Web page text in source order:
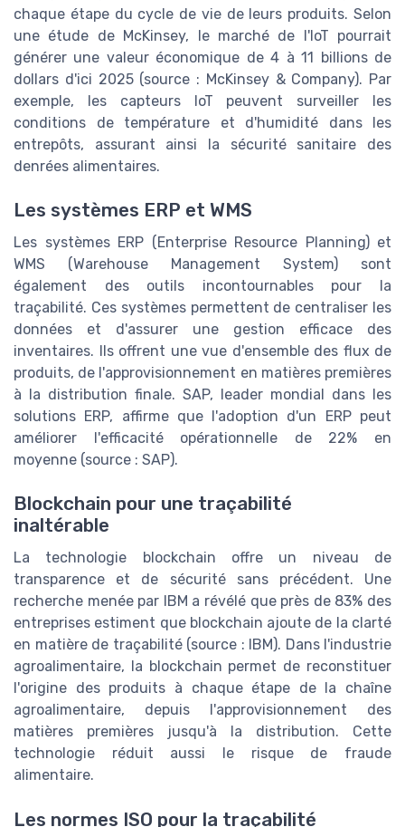
chaque étape du cycle de vie de leurs produits. Selon
une étude de McKinsey, le marché de l'IoT pourrait
générer une valeur économique de 4 à 11 billions de
dollars d'ici 2025 (source : McKinsey & Company). Par
exemple, les capteurs IoT peuvent surveiller les
conditions de température et d'humidité dans les
entrepôts, assurant ainsi la sécurité sanitaire des
denrées alimentaires.
Les systèmes ERP et WMS
Les systèmes ERP (Enterprise Resource Planning) et
WMS (Warehouse Management System) sont
également des outils incontournables pour la
traçabilité. Ces systèmes permettent de centraliser les
données et d'assurer une gestion efficace des
inventaires. Ils offrent une vue d'ensemble des flux de
produits, de l'approvisionnement en matières premières
à la distribution finale. SAP, leader mondial dans les
solutions ERP, affirme que l'adoption d'un ERP peut
améliorer l'efficacité opérationnelle de 22% en
moyenne (source : SAP).
Blockchain pour une traçabilité
inaltérable
La technologie blockchain offre un niveau de
transparence et de sécurité sans précédent. Une
recherche menée par IBM a révélé que près de 83% des
entreprises estiment que blockchain ajoute de la clarté
en matière de traçabilité (source : IBM). Dans l'industrie
agroalimentaire, la blockchain permet de reconstituer
l'origine des produits à chaque étape de la chaîne
agroalimentaire, depuis l'approvisionnement des
matières premières jusqu'à la distribution. Cette
technologie réduit aussi le risque de fraude
alimentaire.
Les normes ISO pour la traçabilité